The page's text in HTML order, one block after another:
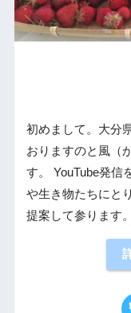
初めまして。大分
おりますのと風（
す。 YouTube発信
や生き物たちにと
提案して参ります。